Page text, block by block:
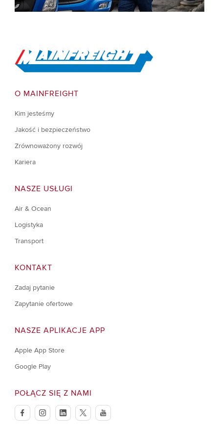
Go to Home
O MAINFREIGHT
Kim jesteśmy
Jakość i bezpieczeństwo
Zrównoważony rozwój
Kariera
NASZE USŁUGI
Air & Ocean
Logistyka
Transport
KONTAKT
Zadaj pytanie
Zapytanie ofertowe
NASZE APLIKACJE APP
Apple App Store
Google Play
POŁĄCZ SIĘ Z NAMI
facebookinstagramlinkedintwitteryoutube